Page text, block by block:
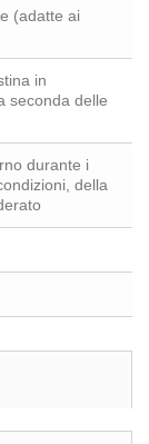
(adatte ai
in
seconda delle
durante i
della